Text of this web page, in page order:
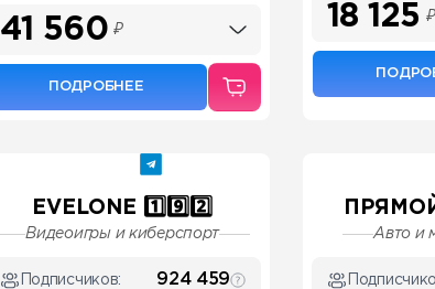
41 560₽
ПОДРОБНЕЕ
18 125 ₽
EVELONE 1️⃣9️⃣2️⃣
Видеоигры и киберспорт
Подписчиков: 924 459
Авто и